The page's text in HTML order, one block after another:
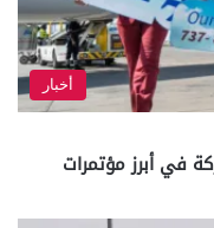
أخبار
في أبرز مؤتمرات